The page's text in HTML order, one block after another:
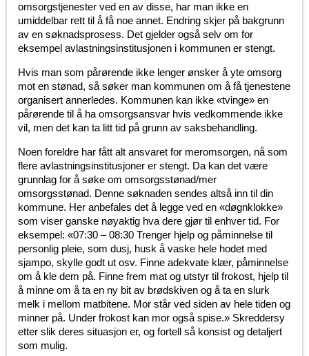
omsorgstjenester ved en av disse, har man ikke en
umiddelbar rett til å få noe annet. Endring skjer på bakgrunn
av en søknadsprosess. Det gjelder også selv om for
eksempel avlastningsinstitusjonen i kommunen er stengt.
Hvis man som pårørende ikke lenger ønsker å yte omsorg
mot en stønad, så søker man kommunen om å få tjenestene
organisert annerledes. Kommunen kan ikke «tvinge» en
pårørende til å ha omsorgsansvar hvis vedkommende ikke
vil, men det kan ta litt tid på grunn av saksbehandling.
Noen foreldre har fått alt ansvaret for meromsorgen, nå som
flere avlastningsinstitusjoner er stengt. Da kan det være
grunnlag for å søke om omsorgsstønad/mer
omsorgsstønad. Denne søknaden sendes altså inn til din
kommune. Her anbefales det å legge ved en «døgnklokke»
som viser ganske nøyaktig hva dere gjør til enhver tid. For
eksempel: «07:30 – 08:30 Trenger hjelp og påminnelse til
personlig pleie, som dusj, husk å vaske hele hodet med
sjampo, skylle godt ut osv. Finne adekvate klær, påminnelse
om å kle dem på. Finne frem mat og utstyr til frokost, hjelp til
å minne om å ta en ny bit av brødskiven og å ta en slurk
melk i mellom matbitene. Mor står ved siden av hele tiden og
minner på. Under frokost kan mor også spise.» Skreddersy
etter slik deres situasjon er, og fortell så konsist og detaljert
som mulig.